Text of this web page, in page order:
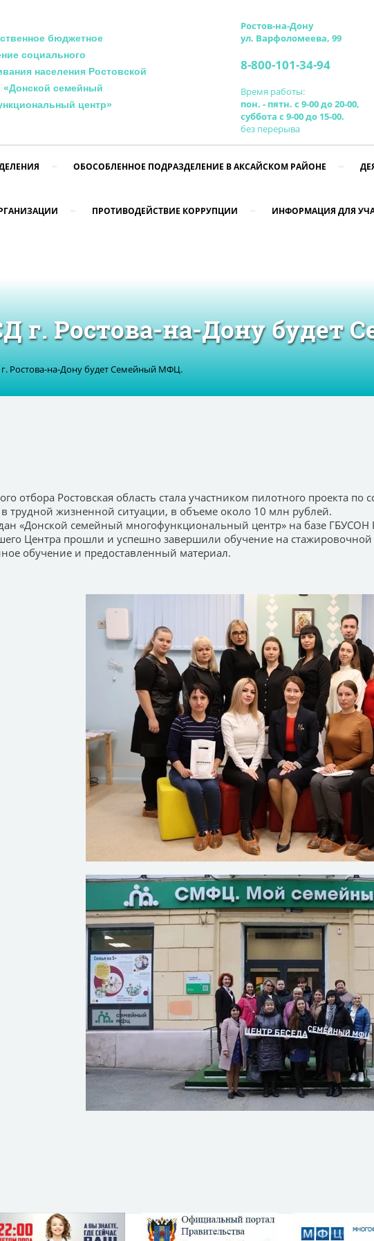
бюджетное
социального
населения Ростовской
«Донской семейный
центр»
Ростов-на-Дону
ул. Варфоломеева, 99
8-800-101-34-94
Время работы:
пон. - пятн. с 9-00 до 20-00,
суббота с 9-00 до 15-00.
без перерыва
ОБОСОБЛЕННОЕ ПОДРАЗДЕЛЕНИЕ В АКСАЙСКОМ РАЙОНЕ
ПРОТИВОДЕЙСТВИЕ КОРРУПЦИИ ИНФОРМАЦИЯ ДЛЯ
г. Ростова-на-Дону
Ростова-на-Дону будет Семейный МФЦ.
отбора Ростовская область стала участником пилотного
трудной жизненной ситуации, в объеме около 10 млн рублей.
«Донской семейный многофункциональный центр» на базе
Центра прошли и успешно завершили обучение на
обучение и предоставленный материал.